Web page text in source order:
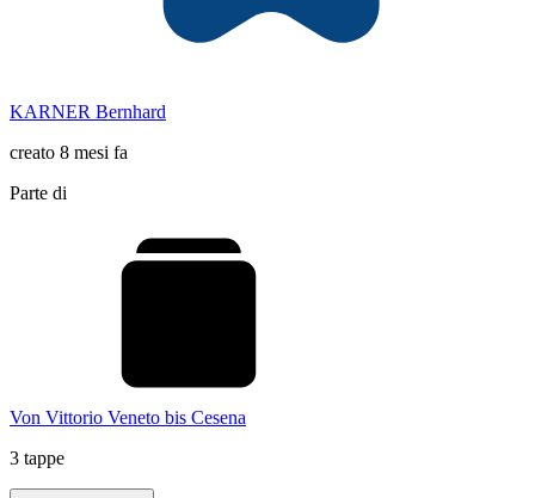
KARNER Bernhard
creato 8 mesi fa
Parte di
Von Vittorio Veneto bis Cesena
3 tappe